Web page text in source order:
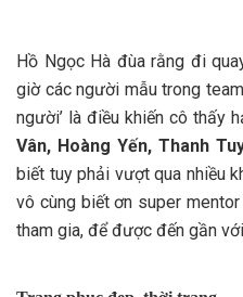
Hồ Ngọc Hà đùa rằng đi
giờ các người mẫu trong
người’ là điều khiến cô thấy
Vân, Hoàng Yến, Thanh
biết tuy phải vượt qua nhiều
vô cùng biết ơn super
tham gia, để được đến gần